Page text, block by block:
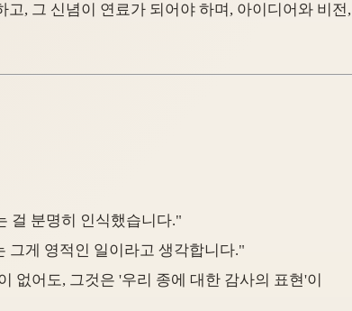
고, 그 신념이 연료가 되어야 하며, 아이디어와 비전,
걸 분명히 인식했습니다."
그게 영적인 일이라고 생각합니다."
없어도, 그것은 '우리 종에 대한 감사의 표현'이